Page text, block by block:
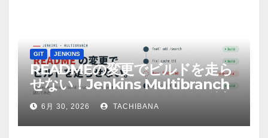
GIT JENKINS
READMEの変更でビルドを走ら
せない！Jenkins Multibranch
build strategy extensionを試
してみた
6月 30, 2026 TACHIBANA